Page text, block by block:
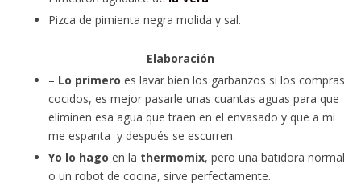
Pizca de pimienta negra molida y sal.
Elaboración
– Lo primero es lavar bien los garbanzos si los compras
cocidos, es mejor pasarle unas cuantas aguas para que
eliminen esa agua que traen en el envasado y que a mi
me espanta y después se escurren.
Yo lo hago en la thermomix, pero una batidora normal
o un robot de cocina, sirve perfectamente.